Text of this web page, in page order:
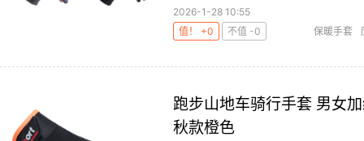
2026-1-28 10:55
值！ +0
不值 -0 保暖手套
跑步山地车骑行手套 男女
秋款橙色